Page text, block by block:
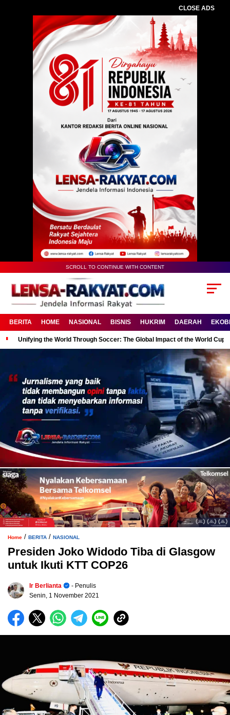
CLOSE ADS
SCROLL TO CONTINUE WITH CONTENT
BERITA HOME NASIONAL BISNIS HUKRIM DAERAH
Unifying the World Through Soccer: The Global Impact of the World Cup
Home / BERITA / NASIONAL
Presiden Joko Widodo Tiba di Glasgow
untuk Ikuti KTT COP26
Ir Berlianta
- Penulis
Senin, 1 November 2021